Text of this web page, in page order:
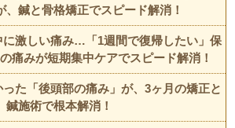
、鍼と骨格矯正でスピード解消！
に激しい痛み…「1週間で復帰したい」保
痛みが短期集中ケアでスピード解消！
た「後頭部の痛み」が、3ヶ月の矯正と
鍼施術で根本解消！